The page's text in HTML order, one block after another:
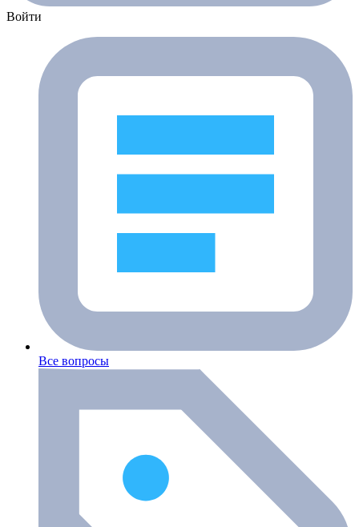
Войти
Все вопросы